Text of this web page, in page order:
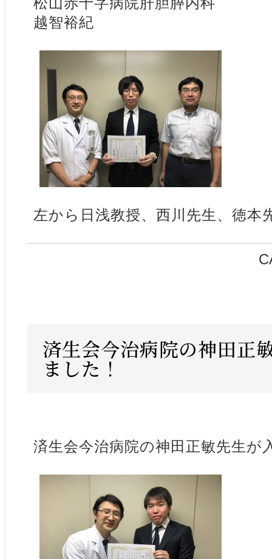
越智裕紀
左から日浅教授、西川先生、徳本
済生会今治病院の神田正
ました！
済生会今治病院の神田正敏先生が